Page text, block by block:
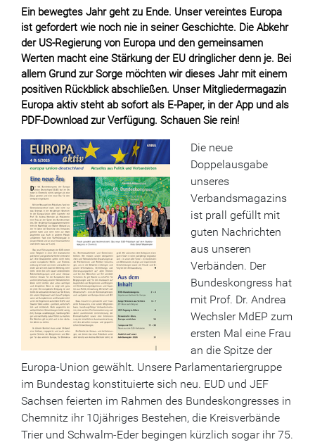
Ein bewegtes Jahr geht zu Ende. Unser vereintes Europa
ist gefordert wie noch nie in seiner Geschichte. Die Abkehr
der US-Regierung von Europa und den gemeinsamen
Werten macht eine Stärkung der EU dringlicher denn je. Bei
allem Grund zur Sorge möchten wir dieses Jahr mit einem
positiven Rückblick abschließen. Unser Mitgliedermagazin
Europa aktiv steht ab sofort als E-Paper, in der App und als
PDF-Download zur Verfügung. Schauen Sie rein!
Die neue
Doppelausgabe
unseres
Verbandsmagazins
ist prall gefüllt mit
guten Nachrichten
aus unseren
Verbänden. Der
Bundeskongress hat
mit Prof. Dr. Andrea
Wechsler MdEP zum
ersten Mal eine Frau
an die Spitze der
Europa-Union gewählt. Unsere Parlamentariergruppe
im Bundestag konstituierte sich neu. EUD und JEF
Sachsen feierten im Rahmen des Bundeskongresses in
Chemnitz ihr 10jähriges Bestehen, die Kreisverbände
Trier und Schwalm-Eder begingen kürzlich sogar ihr 75.